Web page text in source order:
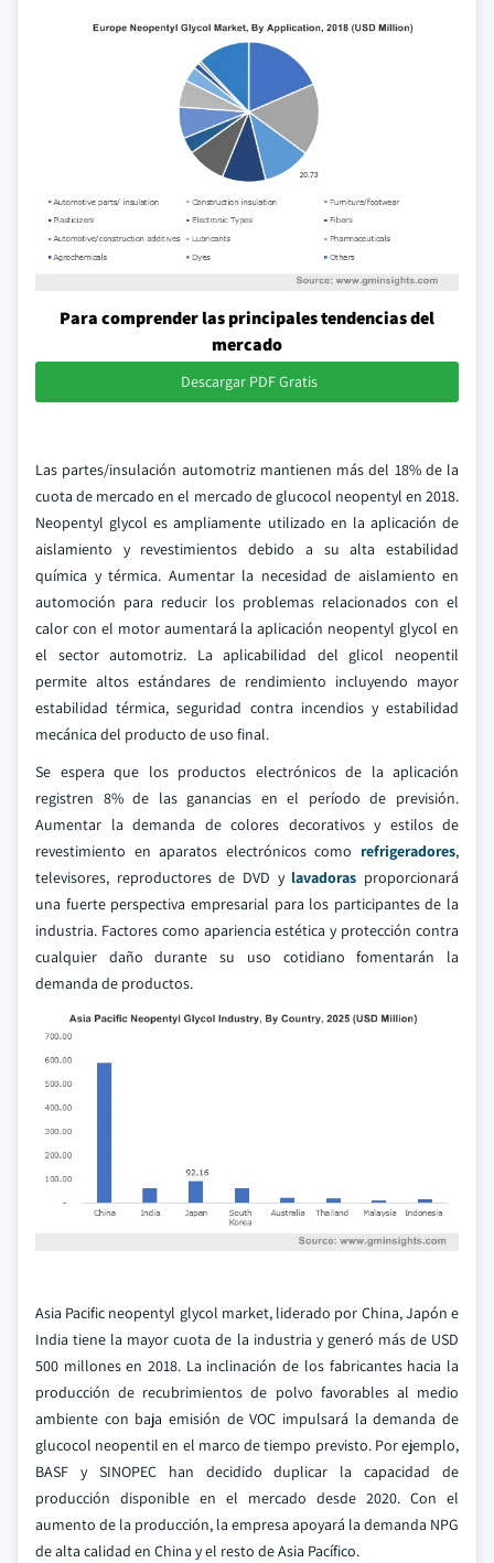
Para comprender las principales tendencias del
mercado
Descargar PDF Gratis
Las partes/insulación automotriz mantienen más del 18% de la
cuota de mercado en el mercado de glucocol neopentyl en 2018.
Neopentyl glycol es ampliamente utilizado en la aplicación de
aislamiento y revestimientos debido a su alta estabilidad
química y térmica. Aumentar la necesidad de aislamiento en
automoción para reducir los problemas relacionados con el
calor con el motor aumentará la aplicación neopentyl glycol en
el sector automotriz. La aplicabilidad del glicol neopentil
permite altos estándares de rendimiento incluyendo mayor
estabilidad térmica, seguridad contra incendios y estabilidad
mecánica del producto de uso final.
Se espera que los productos electrónicos de la aplicación
registren 8% de las ganancias en el período de previsión.
Aumentar la demanda de colores decorativos y estilos de
revestimiento en aparatos electrónicos como refrigeradores,
televisores, reproductores de DVD y lavadoras proporcionará
una fuerte perspectiva empresarial para los participantes de la
industria. Factores como apariencia estética y protección contra
cualquier daño durante su uso cotidiano fomentarán la
demanda de productos.
Asia Pacific neopentyl glycol market, liderado por China, Japón e
India tiene la mayor cuota de la industria y generó más de USD
500 millones en 2018. La inclinación de los fabricantes hacia la
producción de recubrimientos de polvo favorables al medio
ambiente con baja emisión de VOC impulsará la demanda de
glucocol neopentil en el marco de tiempo previsto. Por ejemplo,
BASF y SINOPEC han decidido duplicar la capacidad de
producción disponible en el mercado desde 2020. Con el
aumento de la producción, la empresa apoyará la demanda NPG
de alta calidad en China y el resto de Asia Pacífico.